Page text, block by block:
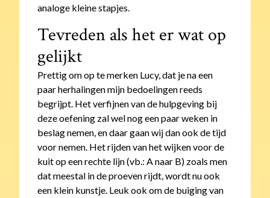
analoge kleine stapjes.
Tevreden als het er wat op
gelijkt
Prettig om op te merken Lucy, dat je na een
paar herhalingen mijn bedoelingen reeds
begrijpt. Het verfijnen van de hulpgeving bij
deze oefening zal wel nog een paar weken in
beslag nemen, en daar gaan wij dan ook de tijd
voor nemen. Het rijden van het wijken voor de
kuit op een rechte lijn (vb.: A naar B) zoals men
dat meestal in de proeven rijdt, wordt nu ook
een klein kunstje. Leuk ook om de buiging van